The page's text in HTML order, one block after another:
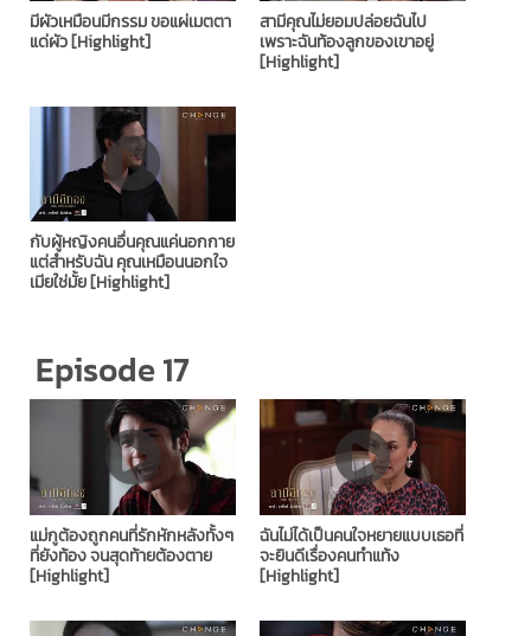
มีผัวเหมือนมีกรรม ขอแผ่เมตตา
แด่ผัว [Highlight]
สามีคุณไม่ยอมปล่อยฉันไป
เพราะฉันท้องลูกของเขาอยู่
[Highlight]
กับผู้หญิงคนอื่นคุณแค่นอกกาย
แต่สำหรับฉัน คุณเหมือนนอกใจ
เมียใช่มั้ย [Highlight]
Episode 17
แม่กูต้องถูกคนที่รักหักหลังทั้งๆ
ที่ยังท้อง จนสุดท้ายต้องตาย
[Highlight]
ฉันไม่ได้เป็นคนใจหยายแบบเธอที่
จะยินดีเรื่องคนทำแท้ง
[Highlight]